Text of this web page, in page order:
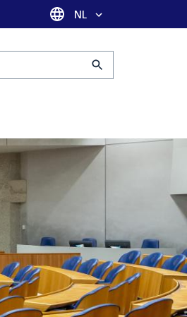
Taal selectie
NL